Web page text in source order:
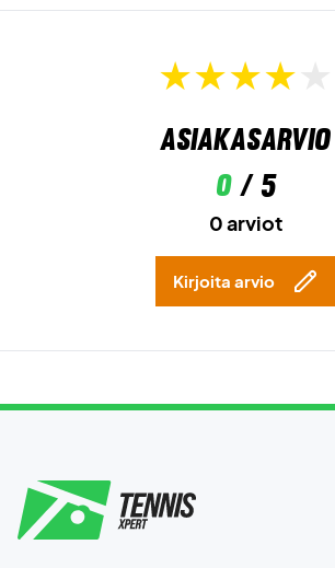
Asiakasarvio
0/ 5
0 arviot
Kirjoita arvio